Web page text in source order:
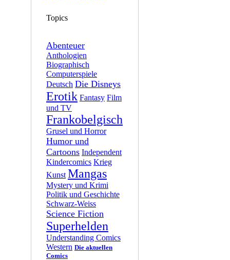
Topics
Abenteuer
Anthologien
Biographisch
Computerspiele
Deutsch Die Disneys
Erotik Fantasy Film
und TV
Frankobelgisch
Grusel und Horror
Humor und
Cartoons Independent
Kindercomics Krieg
Kunst Mangas
Mystery und Krimi
Politik und Geschichte
Schwarz-Weiss
Science Fiction
Superhelden
Understanding Comics
Western Die aktuellen
Comics